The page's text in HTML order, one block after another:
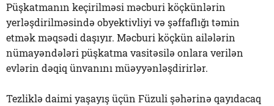
Püşkatmanın keçirilməsi məcburi köçkünlərin
yerləşdirilməsində obyektivliyi və şəffaflığı təmin
etmək məqsədi daşıyır. Məcburi köçkün ailələrin
nümayəndələri püşkatma vasitəsilə onlara verilən
evlərin dəqiq ünvanını müəyyənləşdirirlər.
Tezliklə daimi yaşayış üçün Füzuli şəhərinə qayıdacaq